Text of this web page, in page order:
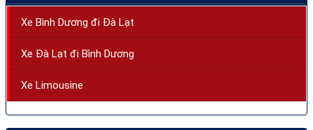
Xe Bình Dương đi Đà Lạt
Xe Đà Lạt đi Bình Dương
Xe Limousine